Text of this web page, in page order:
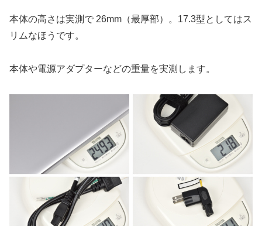
本体の高さは実測で 26mm（最厚部）。17.3型としてはス
リムなほうです。
本体や電源アダプターなどの重量を実測します。